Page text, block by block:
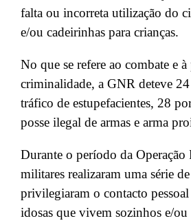
falta ou incorreta utilização do
e/ou cadeirinhas para crianças.
No que se refere ao combate e
criminalidade, a GNR deteve 24
tráfico de estupefacientes, 28
posse ilegal de armas e arma
Durante o período da Operação
militares realizaram uma série
privilegiaram o contacto
idosas que vivem sozinhos e/